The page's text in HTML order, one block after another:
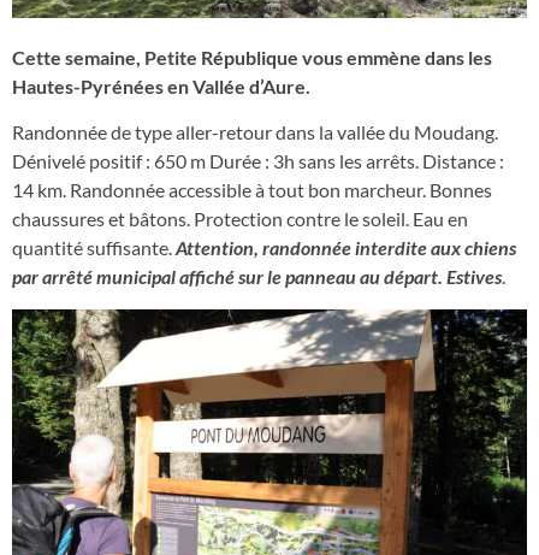
Cette semaine, Petite République vous emmène dans les
Hautes-Pyrénées en Vallée d’Aure.
Randonnée de type aller-retour dans la vallée du Moudang.
Dénivelé positif : 650 m Durée : 3h sans les arrêts. Distance :
14 km. Randonnée accessible à tout bon marcheur. Bonnes
chaussures et bâtons. Protection contre le soleil. Eau en
quantité suffisante.Attention, randonnée interdite aux chiens
par arrêté municipal affiché sur le panneau au départ. Estives.